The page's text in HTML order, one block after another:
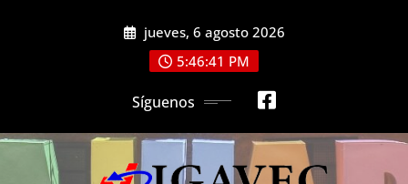
jueves, 6 agosto 2026
5:46:43 PM
Síguenos